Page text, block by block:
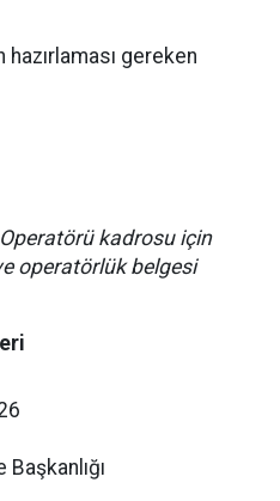
hazırlaması gereken
kadrosu için
operatörlük belgesi